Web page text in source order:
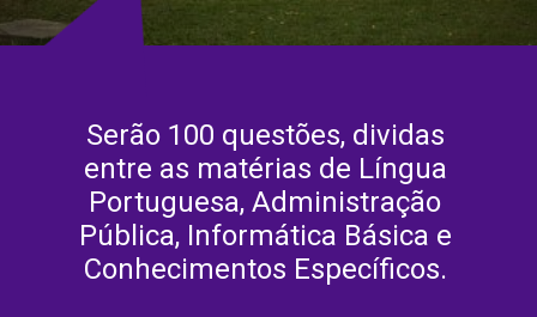
Serão 100 questões, dividas
entre as matérias de Língua
Portuguesa, Administração
Pública, Informática Básica e
Conhecimentos Específicos.